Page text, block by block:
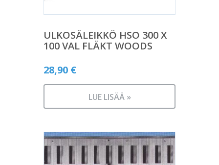
ULKOSÄLEIKKÖ HSO 300 X
100 VAL FLÄKT WOODS
28,90 €
LUE LISÄÄ »